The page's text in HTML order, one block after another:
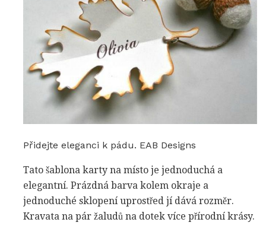
Přidejte eleganci k pádu. EAB Designs
Tato šablona karty na místo je jednoduchá a
elegantní. Prázdná barva kolem okraje a
jednoduché sklopení uprostřed jí dává rozměr.
Kravata na pár žaludů na dotek více přírodní krásy.